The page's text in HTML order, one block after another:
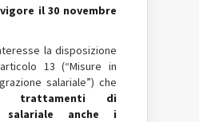
il 30 novembre
la disposizione
13 (“Misure in
salariale”) che
trattamenti di
salariale anche i